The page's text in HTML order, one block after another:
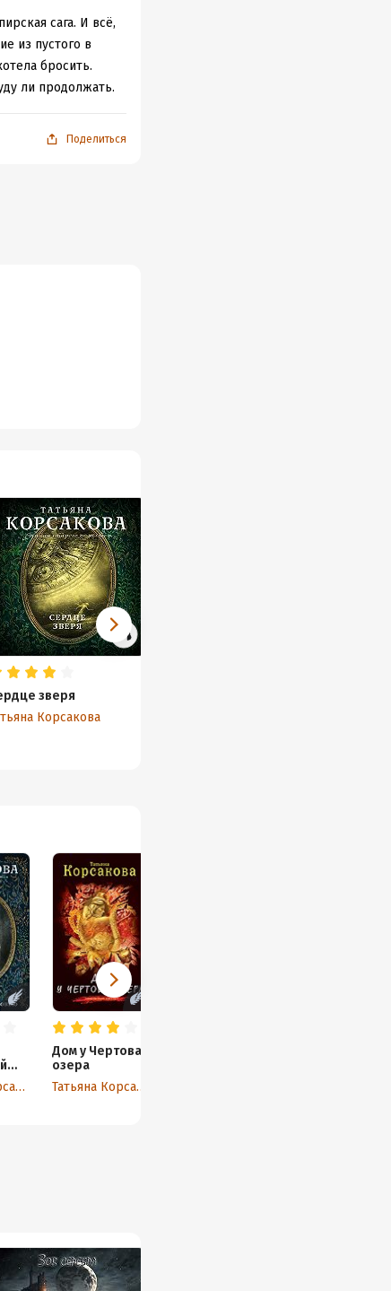
сага. И всё,
из пустого в
бросить.
ли продолжать.
Поделиться
Татьяна Корсакова
Дом у Чертова
озера
Татьяна Корсакова
зверя
Корсакова